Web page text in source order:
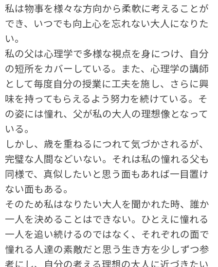
私は物事を様々な方向から柔軟に考えることが
でき、いつでも向上心を忘れない大人になりた
い。
私の父は心理学で多様な視点を身につけ、自分
の短所をカバーしている。また、心理学の講師
として毎度自分の授業に工夫を施し、さらに興
味を持ってもらえるよう努力を続けている。そ
の姿には憧れ、父が私の大人の理想像となって
いる。
しかし、歳を重ねるにつれて気づかされるが、
完璧な人間などいない。それは私の憧れる父も
同様で、真似したいと思う面もあれば一目置け
ない面もある。
そのため私はなりたい大人を聞かれた時、誰か
一人を決めることはできない。ひとえに憧れる
一人を追い続けるのではなく、それぞれの面で
憧れる人達の素敵だと思う生き方を少しずつ参
考にし、自分の考える理想の大人に近づきたい